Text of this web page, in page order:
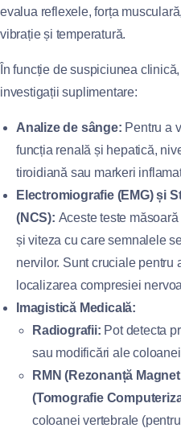
evalua reflexele, forța
vibrație și temperatură.
În funcție de suspiciunea
investigații suplimentare:
Analize de sânge: Pentru a
funcția renală și hepatică,
tiroidiană sau markeri
Electromiografie (EMG) și
(NCS): Aceste teste
și viteza cu care semnalele
nervilor. Sunt cruciale pentru
localizarea compresiei
Imagistică Medicală:
Radiografii: Pot detecta
sau modificări ale
RMN (Rezonanță
(Tomografie
coloanei vertebrale